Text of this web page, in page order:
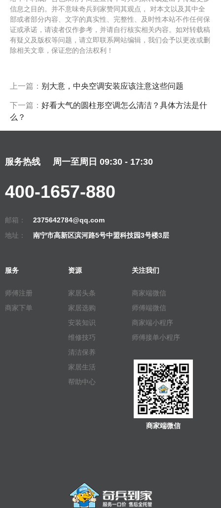
信息之目的。并不意味奇兵到家赞同其观点， 对本文以及其中全
部或者部分内容、文字的真实性、完整性、及时性本站不作任何保
证或承诺，请读者仅作参考，并请自行核实相关内容。如对转载稿
有疑义及版权等问题，请立即联系网站编辑，我们会予以更改或删
除相关文章，保证您的合法权利！
上一篇： 别大意，中央空调安装应该注意这些问题
下一篇： 好看大气的圆柱形空调怎么清洁？具体方法是什
么？
服务热线 周一至周日 09:30 - 17:30
400-1657-880
邮箱：
2375642784@qq.com
地址：
南宁市高新区滨河路5号中盟科技园3号楼3层
服务
师傅注册
商家下单
资源
家居头条
家居选购
安装知识
维修技巧
清洁保养
家居生活
帮助中心
关注我们
商家端微信
师傅端微信
商家端小程序
师傅接单小程序
商家端微信